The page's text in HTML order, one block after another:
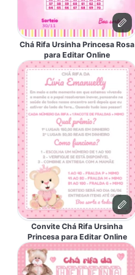
Chá Rifa Ursinha Princesa Rosa
para Editar Online
Convite Chá Rifa Ursinha
Princesa para Editar Online